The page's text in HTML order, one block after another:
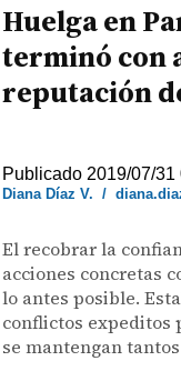
Huelga en
terminó con
reputación
Publicado 2019/07/31
Diana Díaz V. /
El recobrar la
acciones concretas
lo antes posible.
conflictos expeditos
se mantengan